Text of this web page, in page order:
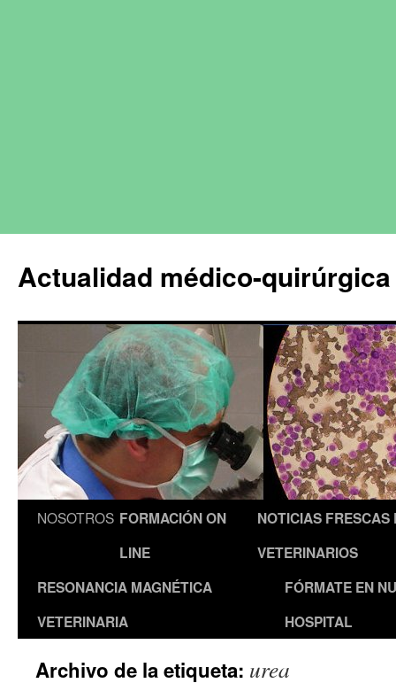
Actualidad médico-
NOSOTROS FORMACIÓN ON
LINE
NOTICIAS FRESCAS
VETERINARIOS
RESONANCIA MAGNÉTICA
VETERINARIA
FÓRMATE EN
HOSPITAL
Archivo de la etiqueta: urea